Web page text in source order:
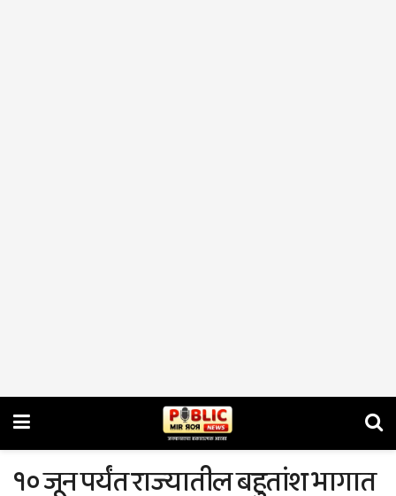
१० जून पर्यंत राज्यातील बहुतांश भागात